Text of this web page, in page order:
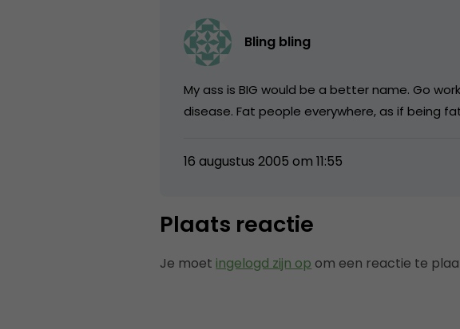
Bling bling
My ass is BIG would be a better name. Go
disease. Fat people everywhere, as if being
16 augustus 2005 om 11:55
Plaats reactie
Je moet ingelogd zijn op om een reactie te